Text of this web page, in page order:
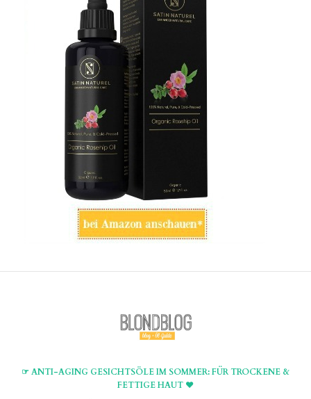
☞ ANTI-AGING GESICHTSÖLE IM SOMMER: FÜR TROCKENE &
FETTIGE HAUT ♥